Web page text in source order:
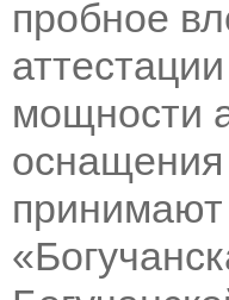
пробное
мощности
оснащения